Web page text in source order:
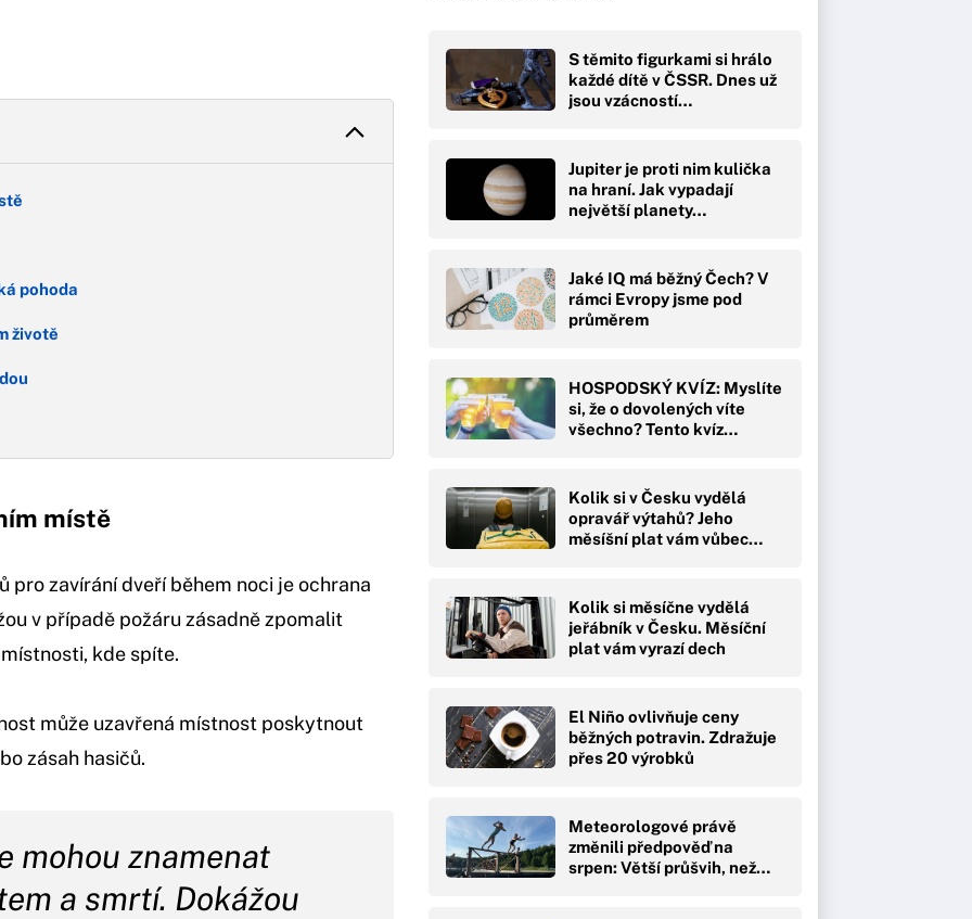
pohoda
životě
místě
pro zavírání dveří během noci je ochrana
v případě požáru zásadně zpomalit
kde spíte.
může uzavřená místnost poskytnout
zásah hasičů.
mohou znamenat
a smrtí. Dokážou
S těmito figurkami si hrálo
každé dítě v ČSSR. Dnes už
jsou vzácností…
Jupiter je proti nim kulička
na hraní. Jak vypadají
největší planety…
Jaké IQ má běžný Čech? V
rámci Evropy jsme pod
průměrem
HOSPODSKÝ KVÍZ: Myslíte
si, že o dovolených víte
všechno? Tento kvíz…
Kolik si v Česku vydělá
opravář výtahů? Jeho
měsíšní plat vám vůbec…
Kolik si měsíčne vydělá
jeřábník v Česku. Měsíční
plat vám vyrazí dech
El Niño ovlivňuje ceny
běžných potravin. Zdražuje
přes 20 výrobků
Meteorologové právě
změnili předpověď na
srpen: Větší průšvih, než…